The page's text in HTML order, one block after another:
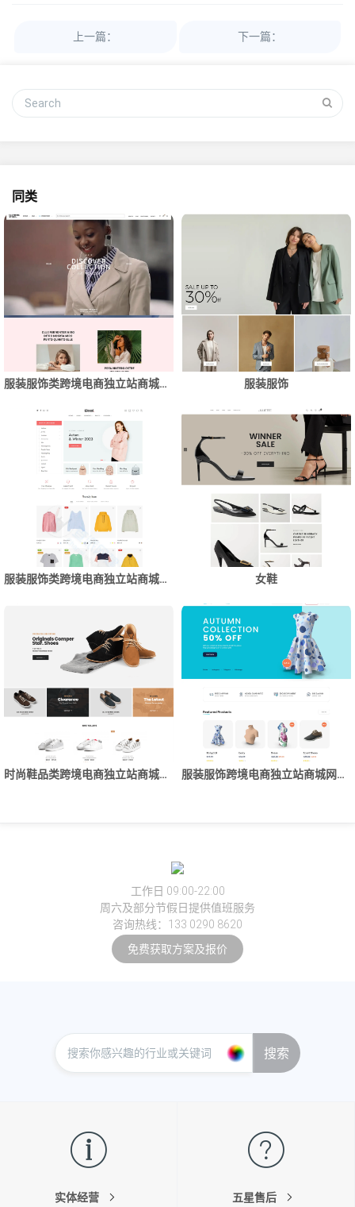
上一篇： 下一篇：
同类
服装服饰类跨境电商独立站商城网站建设制作 服装服饰
服装服饰类跨境电商独立站商城网站建设制作 女鞋
时尚鞋品类跨境电商独立站商城网站建设制作 服装服饰跨境电商独立站商城网站建设制作
工作日 09:00-22:00
周六及部分节假日提供值班服务
咨询热线：133 0290 8620
免费获取方案及报价
搜索
实体经营 五星售后